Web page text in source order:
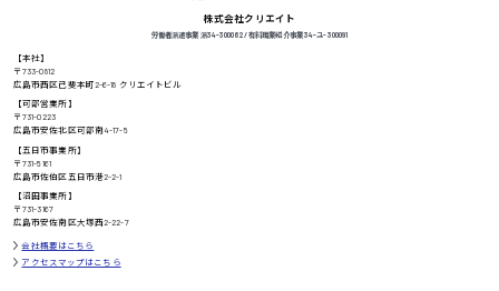
高知県
鳥取県
日給8000円〜
株式会社クリエイト
労働者派遣事業 派34-300062 / 有料職業紹介事業 34-ユ-300091
【本社】
〒733-0812
広島市西区己斐本町2-6-18 クリエイトビル
【可部営業所】
〒731-0223
広島市安佐北区可部南4-17-5
【五日市事業所】
〒731-5161
広島市佐伯区五日市港2-2-1
【沼田事業所】
〒731-3167
広島市安佐南区大塚西2-22-7
会社概要はこちら
アクセスマップはこちら